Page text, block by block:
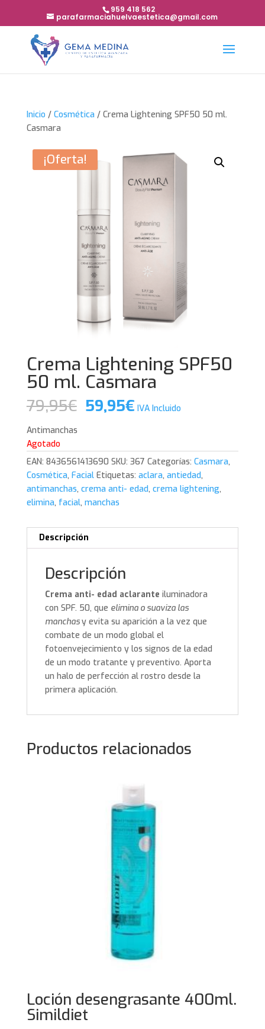
959 418 562
parafarmaciahuelvaestetica@gmail.com
Inicio / Cosmética / Crema Lightening SPF50 50 ml.
Casmara
¡Oferta!
Crema Lightening SPF50
50 ml. Casmara
79,95€ El
precio
era:
79,95€.
59,95€El
es:
59,95€.
IVA Incluido
Antimanchas
Agotado
EAN: 8436561413690 SKU: 367 Categorías: Casmara,
Cosmética, Facial Etiquetas: aclara, antiedad,
antimanchas, crema anti- edad, crema lightening,
elimina, facial, manchas
Descripción
Descripción
Crema anti- edad aclarante iluminadora
con SPF. 50, que elimina o suaviza las
manchasy evita su aparición a la vez que
combate de un modo global el
fotoenvejecimiento y los signos de la edad
de un modo tratante y preventivo. Aporta
un halo de perfección al rostro desde la
primera aplicación.
Productos relacionados
Loción desengrasante 400ml.
Simildiet